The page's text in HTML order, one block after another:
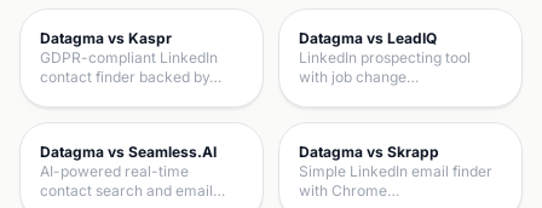
Datagma vs Kaspr
GDPR-compliant LinkedIn
contact finder backed by…
Datagma vs LeadIQ
LinkedIn prospecting tool
with job change…
Datagma vs Seamless.AI
AI-powered real-time
contact search and email…
Datagma vs Skrapp
Simple LinkedIn email finder
with Chrome…